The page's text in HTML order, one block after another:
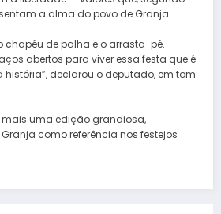
a alma do povo de Granja.
chapéu de palha e o arrasta-pé.
abertos para viver essa festa que é
declarou o deputado, em tom
mais uma edição grandiosa,
como referência nos festejos